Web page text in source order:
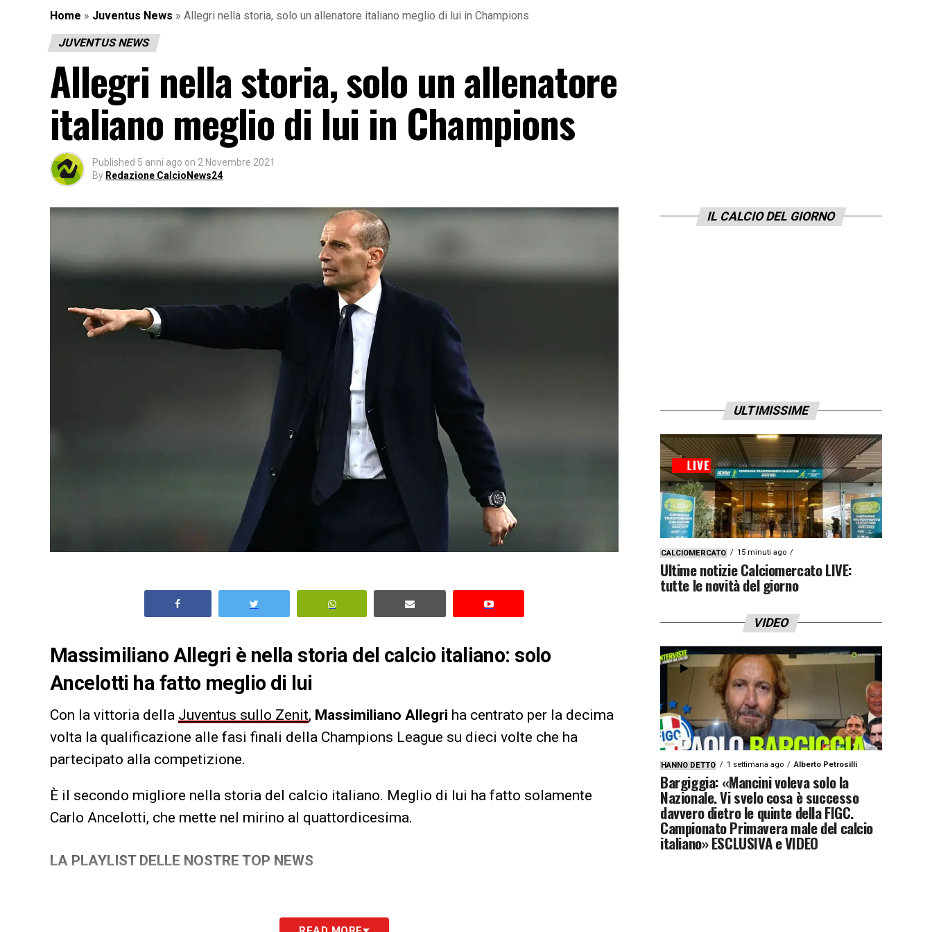
Home » Juventus News » Allegri nella storia, solo un allenatore italiano meglio di lui in Champions
JUVENTUS NEWS
Allegri nella storia, solo un allenatore
italiano meglio di lui in Champions
Published 5 anni ago on 2 Novembre 2021
By Redazione CalcioNews24
Massimiliano Allegri è nella storia del calcio italiano: solo
Ancelotti ha fatto meglio di lui
Con la vittoria della Juventus sullo Zenit, Massimiliano Allegri ha centrato per la decima
volta la qualificazione alle fasi finali della Champions League su dieci volte che ha
partecipato alla competizione.
È il secondo migliore nella storia del calcio italiano. Meglio di lui ha fatto solamente
Carlo Ancelotti, che mette nel mirino al quattordicesima.
LA PLAYLIST DELLE NOSTRE TOP NEWS
IL CALCIO DEL GIORNO
ULTIMISSIME
CALCIOMERCATO 15 minuti ago
Ultime notizie Calciomercato LIVE:
tutte le novità del giorno
VIDEO
HANNO DETTO 1 settimana ago Alberto Petrosilli
Bargiggia: «Mancini voleva solo la
Nazionale. Vi svelo cosa è successo
davvero dietro le quinte della FIGC.
Campionato Primavera male del calcio
italiano» ESCLUSIVA e VIDEO